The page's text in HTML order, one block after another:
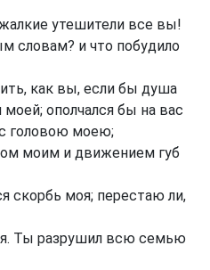
утешители все вы!
словам? и что побудило
как вы, если бы душа
ополчался бы на вас
головою моею;
моим и движением губ
скорбь моя; перестаю ли,
Ты разрушил всю семью